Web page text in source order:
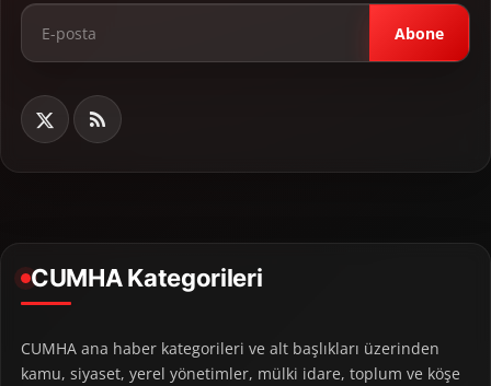
Abone
CUMHA Kategorileri
CUMHA ana haber kategorileri ve alt başlıkları üzerinden
kamu, siyaset, yerel yönetimler, mülki idare, toplum ve köşe